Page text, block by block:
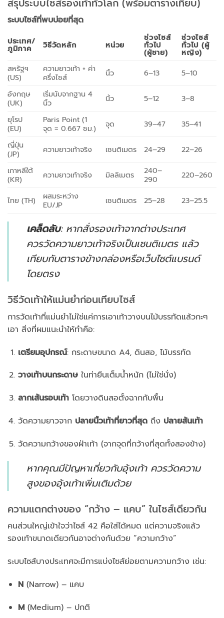
สรุประบบไซส์รองเท้าทั่วโลก (พร้อมตารางเทียบ)
ระบบไซส์ที่พบบ่อยที่สุด
ประเทศ/
ภูมิภาค วิธีวัดหลัก หน่วย
ช่วงไซส์
ทั่วไป
(ผู้ชาย)
ช่วงไซส์
ทั่วไป (ผู้
หญิง)
สหรัฐฯ
(US)
ความยาวเท้า + ค่า
ครึ่งไซส์
นิ้ว 6–13
5–10
อังกฤษ
(UK)
เริ่มนับจากฐาน 4
นิ้ว
นิ้ว 5–12
3–8
ยุโรป
(EU)
Paris Point (1
จุด = 0.667 ซม.)
จุด 39–47
35–41
ญี่ปุ่น
(JP)
ความยาวเท้าจริง เซนติเมตร 24–29
22–26
เกาหลีใต้
(KR)
ความยาวเท้าจริง มิลลิเมตร
240–
290
220–260
ไทย (TH)
ผสมระหว่าง
EU/JP
เซนติเมตร 25–28 23–25.5
เคล็ดลับ: หากสั่งรองเท้าจากต่างประเทศ
ควรวัดความยาวเท้าจริงเป็นเซนติเมตร แล้ว
เทียบกับตารางข้างกล่องหรือเว็บไซต์แบรนด์
โดยตรง
วิธีวัดเท้าให้แม่นยำก่อนเทียบไซส์
การวัดเท้าที่แม่นยำไม่ใช่แค่การเอาเท้าวางบนไม้บรรทัดแล้วกะๆ
เอา สิ่งที่ผมแนะนำให้ทำคือ:
เตรียมอุปกรณ์: กระดาษขนาด A4, ดินสอ, ไม้บรรทัด
วางเท้าบนกระดาษในท่ายืนเต็มน้ำหนัก (ไม่ใช่นั่ง)
ลากเส้นรอบเท้าโดยวางดินสอตั้งฉากกับพื้น
วัดความยาวจาก ปลายนิ้วเท้าที่ยาวที่สุดถึง ปลายส้นเท้า
วัดความกว้างของฝ่าเท้า (จากจุดที่กว้างที่สุดทั้งสองข้าง)
หากคุณมีปัญหาเกี่ยวกับอุ้งเท้า ควรวัดความ
สูงของอุ้งเท้าเพิ่มเติมด้วย
ความแตกต่างของ “กว้าง – แคบ” ในไซส์เดียวกัน
คนส่วนใหญ่เข้าใจว่าไซส์ 42 คือใส่ได้หมด แต่ความจริงแล้ว
รองเท้าขนาดเดียวกันอาจต่างกันด้วย “ความกว้าง”
ระบบไซส์บางประเทศจะมีการแบ่งไซส์ย่อยตามความกว้าง เช่น:
N(Narrow) – แคบ
M(Medium) – ปกติ